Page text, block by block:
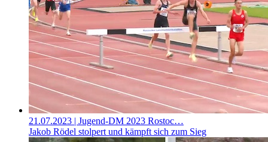
21.07.2023 | Jugend-DM 2023 Rostoc…
Jakob Rödel stolpert und kämpft sich zum Sieg